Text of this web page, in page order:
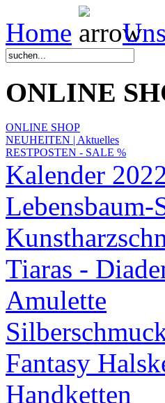
Home
ONLINE
ONLINE SHOP
NEUHEITEN | Aktuelles
RESTPOSTEN - SALE %
Kalender
Lebensbaum-
Tiaras -
Amulette
Fantasy
Handketten